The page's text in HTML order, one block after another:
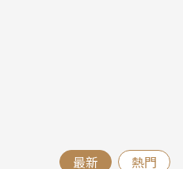
最新 熱門